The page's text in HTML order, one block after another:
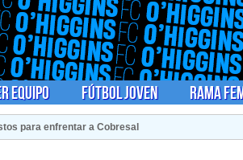
Equipo Fútbol Joven Rama
para enfrentar a Cobresal